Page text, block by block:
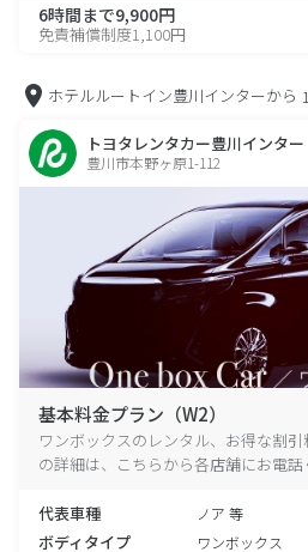
6時間まで9,900円
免責補償制度1,100円
ホテルルートイン豊川インターから
トヨタレンタカー豊川インター
豊川市本野ヶ原1-112
基本料金プラン（W2）
ワンボックスのレンタル、お得な割
の詳細は、こちらから各店舗にお電話
代表車種 ノア 等
ボディタイプ ワンボックス